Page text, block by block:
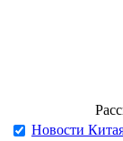
Новости